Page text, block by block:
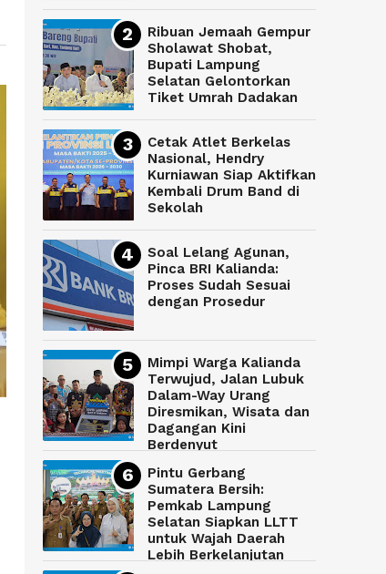
Ribuan Jemaah Gempur
Sholawat Shobat,
Bupati Lampung
Selatan Gelontorkan
Tiket Umrah Dadakan
Cetak Atlet Berkelas
Nasional, Hendry
Kurniawan Siap Aktifkan
Kembali Drum Band di
Sekolah
Soal Lelang Agunan,
Pinca BRI Kalianda:
Proses Sudah Sesuai
dengan Prosedur
Mimpi Warga Kalianda
Terwujud, Jalan Lubuk
Dalam-Way Urang
Diresmikan, Wisata dan
Dagangan Kini
Berdenyut
Pintu Gerbang
Sumatera Bersih:
Pemkab Lampung
Selatan Siapkan LLTT
untuk Wajah Daerah
Lebih Berkelanjutan